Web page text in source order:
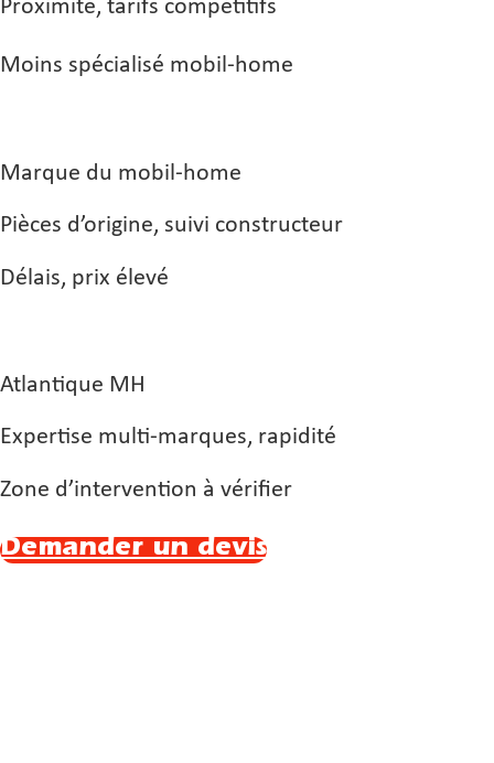
Proximité, tarifs compétitifs
Moins spécialisé mobil-home
Marque du mobil-home
Pièces d’origine, suivi constructeur
Délais, prix élevé
Atlantique MH
Expertise multi-marques, rapidité
Zone d’intervention à vérifier
Demander un devis